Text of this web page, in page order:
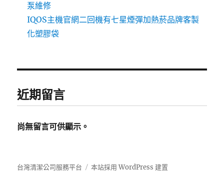
泵維修
IQOS主機官網二回機有七星煙彈加熱菸品牌客製
化塑膠袋
近期留言
尚無留言可供顯示。
台灣清潔公司服務平台 本站採用 WordPress 建置